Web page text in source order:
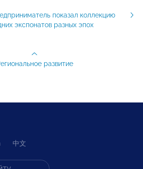
показал коллекцию
экспонатов разных эпох
развитие
中文